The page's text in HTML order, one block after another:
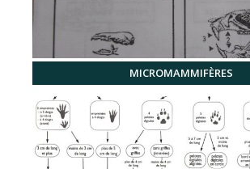
MICROMAMMIFÈRES